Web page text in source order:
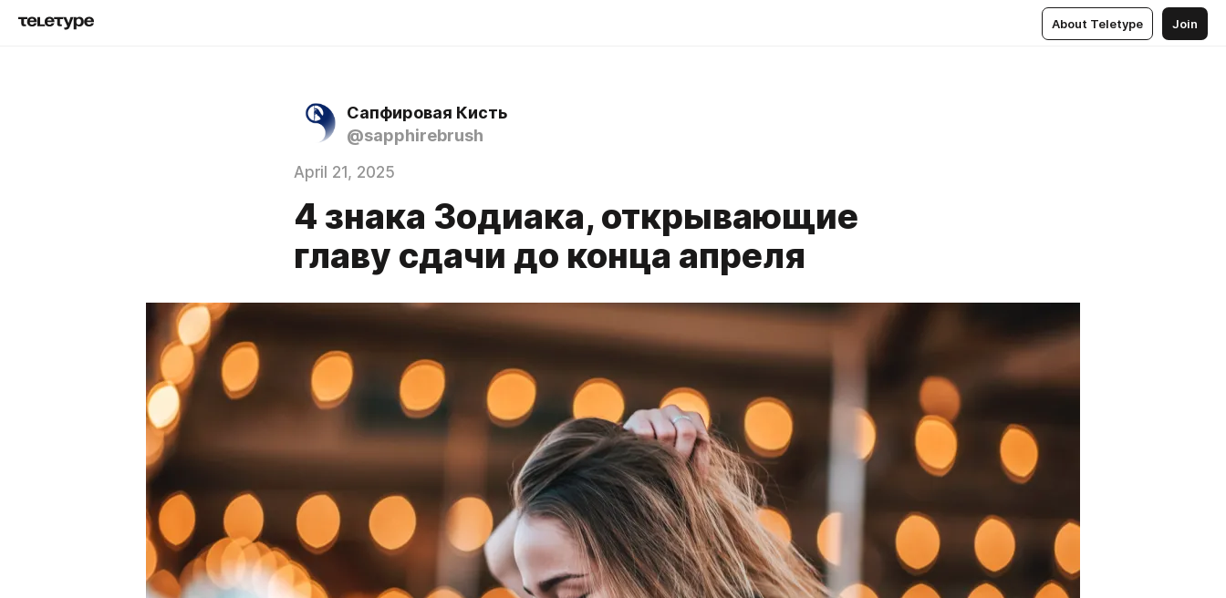
About Teletype Join
Сапфировая Кисть
@sapphirebrush
April 21, 2025
4 знака Зодиака, открывающие
главу сдачи до конца апреля